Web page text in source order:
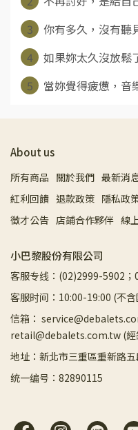
3
你有多久，沒有聽
4
如果妳太久沒放
5
當妳覺得疲憊，音
About us
所有商品 關於我們 最新消
紅利回饋 退款政策 隱私政
徵才公告 店鋪合作夥伴 線
小巴黎股份有限公司
客服专线：(02)2999-5902
客服时间：10:00-19:00 (不
信箱：
retail@debalets.com.tw (經
地址：新北市三重區重新路
统一编号：82890115